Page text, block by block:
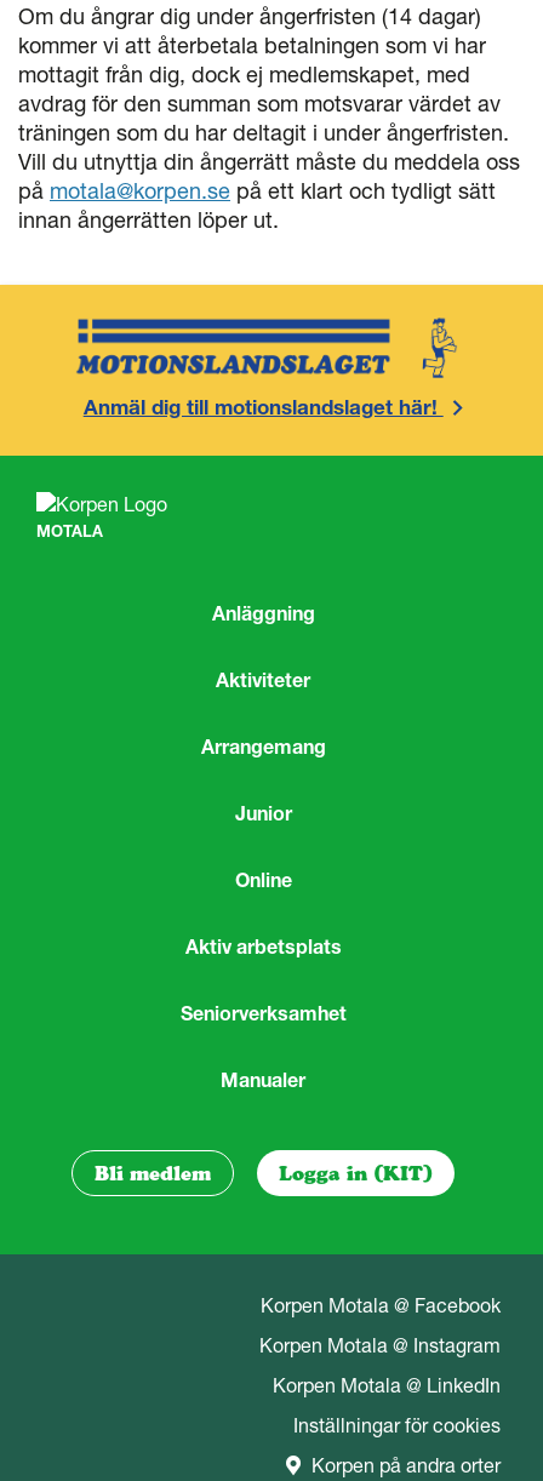
Om du ångrar dig under ångerfristen (14 dagar)
kommer vi att återbetala betalningen som vi har
mottagit från dig, dock ej medlemskapet, med
avdrag för den summan som motsvarar värdet av
träningen som du har deltagit i under ångerfristen.
Vill du utnyttja din ångerrätt måste du meddela oss
på motala@korpen.se på ett klart och tydligt sätt
innan ångerrätten löper ut.
Anmäl dig till motionslandslaget här!
MOTALA
Anläggning
Aktiviteter
Arrangemang
Junior
Online
Aktiv arbetsplats
Seniorverksamhet
Manualer
Bli medlem Logga in (KIT)
Korpen Motala @ Facebook
Korpen Motala @ Instagram
Korpen Motala @ LinkedIn
Inställningar för cookies
Korpen på andra orter